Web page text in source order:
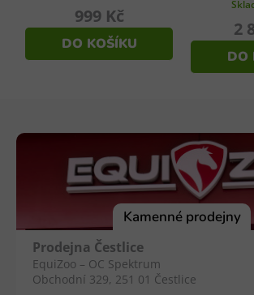
999 Kč
DO KOŠÍKU
2
DO
Kamenné prodejny
Prodejna Čestlice
EquiZoo – OC Spektrum
Obchodní 329, 251 01 Čestlice